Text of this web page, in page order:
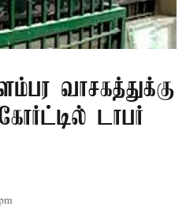
வாசகத்துக்கு
டாபர்